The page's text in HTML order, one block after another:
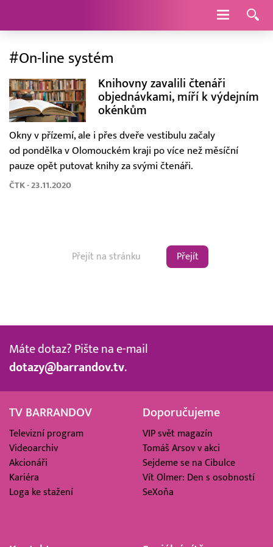
Navigace
#On-line systém
Knihovny zavalili čtenáři
objednávkami, míří k výdejním
okénkům
Okny v přízemí, ale i přes dveře vestibulu začaly
od pondělka v Olomouckém kraji po více než měsíční
pauze opět putovat knihy za svými čtenáři.
ČTK - 23.11.2020
Přejít
Máte dotaz? Pište na e-mail
dotazy@barrandov.tv.
TV BARRANDOV
Televizní program
Videoarchiv
Akcionáři
Kariéra
Loga ke stažení
Doporučujeme
VIP svět magazín
Tomáš Arsov v akci
Sejdeme se na Cibulce
Vít Olmer: Den s osobností
SeXoňa